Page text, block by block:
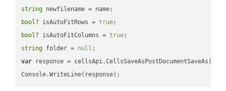
string
bool? isAutoFitRows = true
bool? isAutoFitColumns = true
string folder = null
var response =